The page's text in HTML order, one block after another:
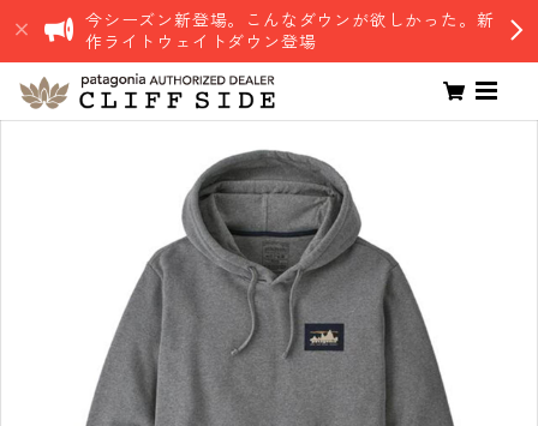
今シーズン新登場。こんなダウンが欲しかった。新
作ライトウェイトダウン登場